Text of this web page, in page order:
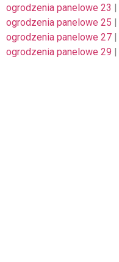
ogrodzenia panelowe 23 |
ogrodzenia panelowe 25 |
ogrodzenia panelowe 27 |
ogrodzenia panelowe 29 |